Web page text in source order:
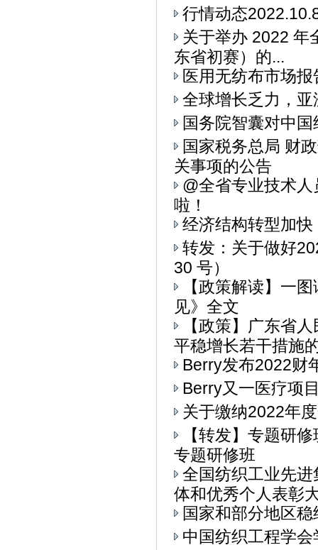
行情动态
关于举办 2022 年
东省初赛）的...
医用无纺布市场报
全球增长乏力，
国务院智囊对中
国家税务总局 财
关事项的公告
@全省专业技术
啦！
经济结构转型加
转发：关于做好
30 号）
【政策解读】一
见》全文
【政策】广东省
平稳增长若干措施
Berry发布2022财
Berry又一医疗项
关于缴纳2022年
【转发】专题研
专题研修班
全国纺织工业先
体和优秀个人表彰
国家和部分地区
中国纺织工程学